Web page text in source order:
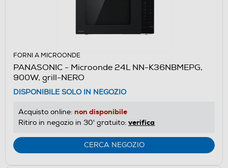
FORNI A MICROONDE
PANASONIC - Microonde 24L NN-K36NBMEPG,
900W, grill-NERO
DISPONIBILE SOLO IN NEGOZIO
Acquisto online: non disponibile
Ritiro in negozio in 30' gratuito: verifica
CERCA NEGOZIO